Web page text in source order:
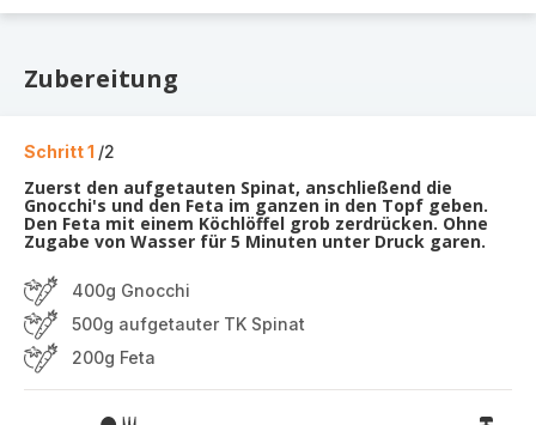
Zubereitung
Schritt 1 /2
Zuerst den aufgetauten Spinat, anschließend die
Gnocchi's und den Feta im ganzen in den Topf geben.
Den Feta mit einem Köchlöffel grob zerdrücken. Ohne
Zugabe von Wasser für 5 Minuten unter Druck garen.
400g Gnocchi
500g aufgetauter TK Spinat
200g Feta